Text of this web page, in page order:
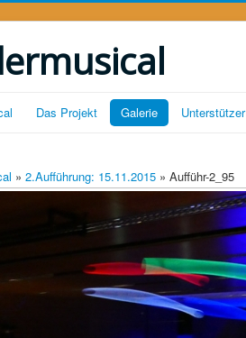
Das Projekt Galerie Unterstützer
» 2.Aufführung: 15.11.2015 » Aufführ-2_95